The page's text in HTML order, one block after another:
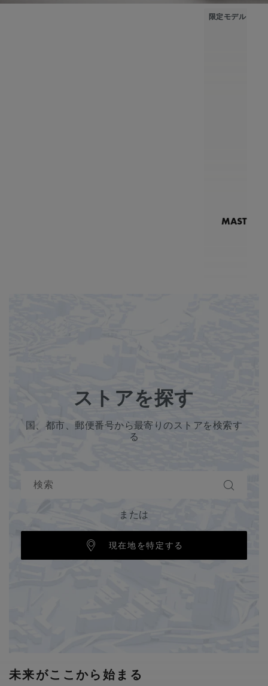
限定モデル
ストアを探す
国、都市、郵便番号から最寄りのストアを検索す
る
または
現在地を特定する
未来がここから始まる